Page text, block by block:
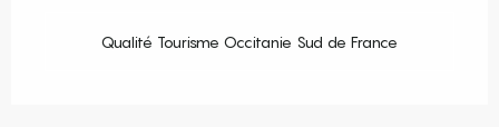
Qualité Tourisme Occitanie Sud de France